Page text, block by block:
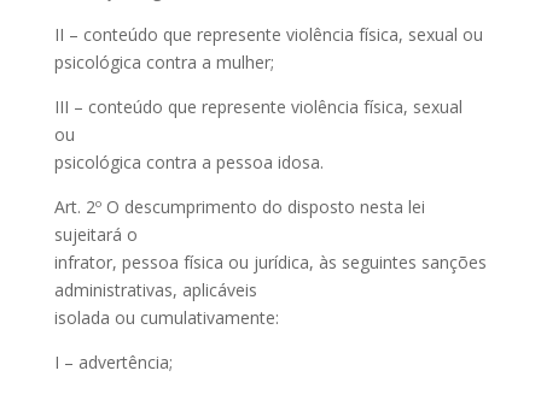
II – conteúdo que represente violência física, sexual ou
psicológica contra a mulher;
III – conteúdo que represente violência física, sexual
ou
psicológica contra a pessoa idosa.
Art. 2º O descumprimento do disposto nesta lei
sujeitará o
infrator, pessoa física ou jurídica, às seguintes sanções
administrativas, aplicáveis
isolada ou cumulativamente:
I – advertência;